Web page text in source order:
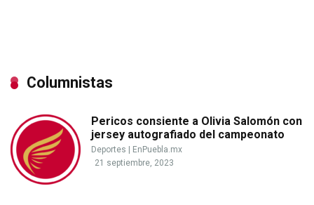
Columnistas
Pericos consiente a Olivia Salomón con
jersey autografiado del campeonato
Deportes
EnPuebla.mx
21 septiembre, 2023